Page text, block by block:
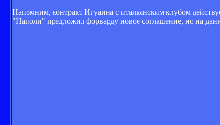
Напомним, контракт Игуаина с итальянским клубом
"Наполи" предложил форварду новое соглашение, но на